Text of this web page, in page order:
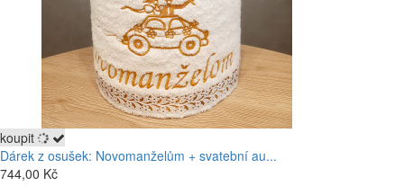
koupit
Dárek z osušek: Novomanželům + svatební au...
744,00 Kč